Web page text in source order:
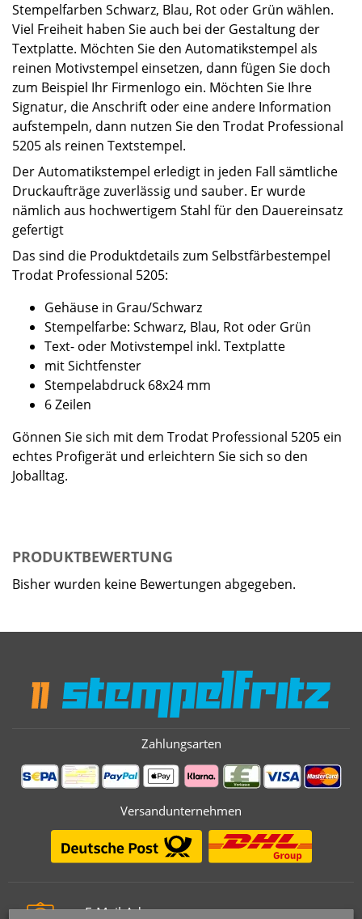
Stempelfarben Schwarz, Blau, Rot oder Grün wählen.
Viel Freiheit haben Sie auch bei der Gestaltung der
Textplatte. Möchten Sie den Automatikstempel als
reinen Motivstempel einsetzen, dann fügen Sie doch
zum Beispiel Ihr Firmenlogo ein. Möchten Sie Ihre
Signatur, die Anschrift oder eine andere Information
aufstempeln, dann nutzen Sie den Trodat Professional
5205 als reinen Textstempel.
Der Automatikstempel erledigt in jeden Fall sämtliche
Druckaufträge zuverlässig und sauber. Er wurde
nämlich aus hochwertigem Stahl für den Dauereinsatz
gefertigt
Das sind die Produktdetails zum Selbstfärbestempel
Trodat Professional 5205:
Gehäuse in Grau/Schwarz
Stempelfarbe: Schwarz, Blau, Rot oder Grün
Text- oder Motivstempel inkl. Textplatte
mit Sichtfenster
Stempelabdruck 68x24 mm
6 Zeilen
Gönnen Sie sich mit dem Trodat Professional 5205 ein
echtes Profigerät und erleichtern Sie sich so den
Joballtag.
PRODUKTBEWERTUNG
Bisher wurden keine Bewertungen abgegeben.
Zahlungsarten
Versandunternehmen
E-Mail-Adresse